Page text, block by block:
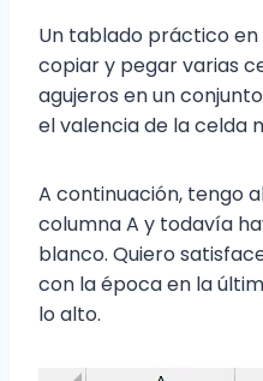
Un tablado práctico
copiar y pegar varias
agujeros en un
el valencia de la celda
A continuación, tengo
columna A y todavía
blanco. Quiero
con la época en la
lo alto.